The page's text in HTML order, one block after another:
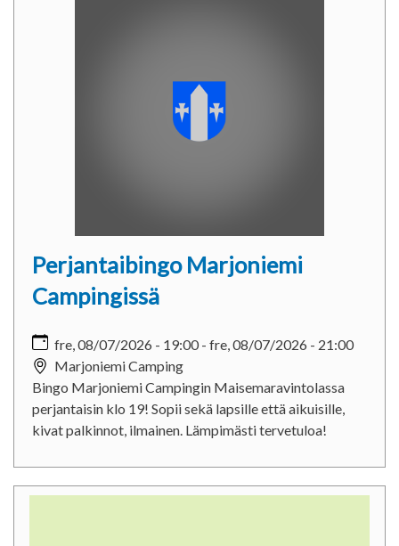
Perjantaibingo Marjoniemi
Campingissä
fre, 08/07/2026 - 19:00- fre, 08/07/2026 - 21:00
Marjoniemi Camping
Bingo Marjoniemi Campingin Maisemaravintolassa
perjantaisin klo 19! Sopii sekä lapsille että aikuisille,
kivat palkinnot, ilmainen. Lämpimästi tervetuloa!